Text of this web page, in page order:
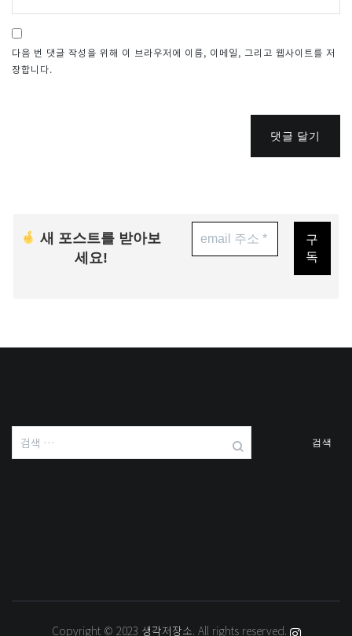
다음 번 댓글 작성을 위해 이 브라우저에 이름, 이메일, 그리고 웹사이트를 저
장합니다.
댓글 달기
새 포스트를 받아보
세요!
검
색:
Copyright © 2023 생각저장소. All rights reserved.